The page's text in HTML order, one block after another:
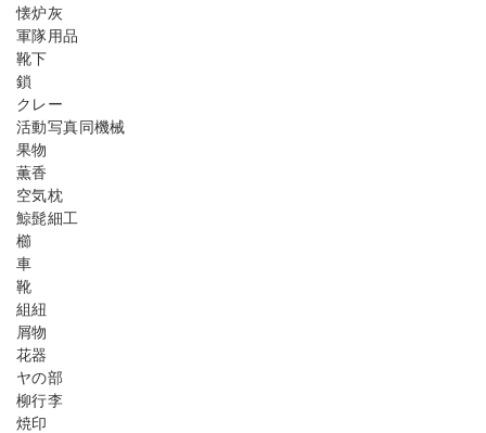
懐炉灰
軍隊用品
靴下
鎖
クレー
活動写真同機械
果物
薫香
空気枕
鯨髭細工
櫛
車
靴
組紐
屑物
花器
ヤの部
柳行李
焼印